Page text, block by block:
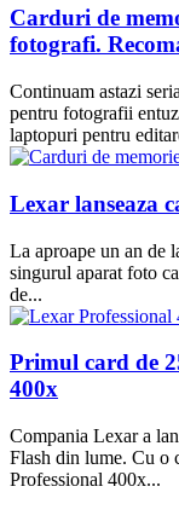
Carduri de
fotografi.
Continuam astazi
pentru fotografii
laptopuri pentru
Lexar lanseaza
La aproape un an de
singurul aparat foto
de...
Primul card de
400x
Compania Lexar a
Flash din lume. Cu o
Professional 400x...